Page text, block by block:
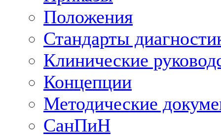
Положения
Стандарты
Клинические
Концепции
Методические
СанПиН